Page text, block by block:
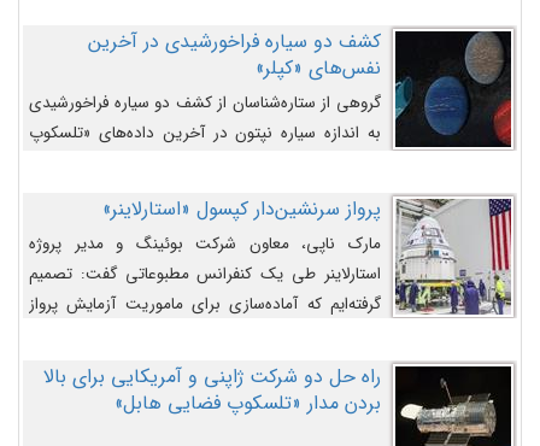
کشف دو سیاره فراخورشیدی در آخرین
نفس‌های «کپلر»
گروهی از ستاره‌شناسان از کشف دو سیاره فراخورشیدی
به اندازه سیاره نپتون در آخرین داده‌های «تلسکوپ
پرواز سرنشین‌دار کپسول «استارلاینر»
مارک ناپی، معاون شرکت بوئینگ و مدیر پروژه
استارلاینر طی یک کنفرانس مطبوعاتی گفت: تصمیم
گرفته‌ایم که آماده‌سازی برای ماموریت آزمایش پرواز
اصلاح کنیم.
راه حل دو شرکت ژاپنی و آمریکایی برای بالا
بردن مدار «تلسکوپ فضایی هابل»